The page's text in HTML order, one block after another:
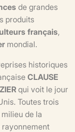
de grandes
produits
français,
mondial.
historiques
CLAUSE
qui voit le jour
Toutes trois
de la